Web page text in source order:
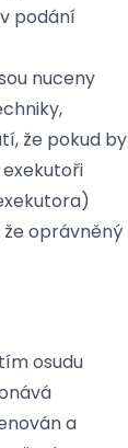
podání
nuceny
že pokud by
oprávněný
osudu
a